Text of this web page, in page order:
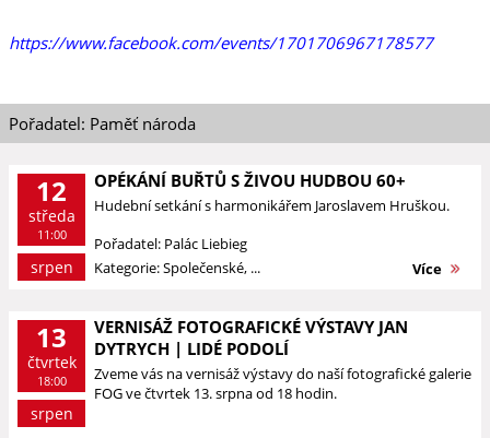
https://www.facebook.com/events/1701706967178577
Pořadatel: Paměť národa
12
středa
11:00
srpen
OPÉKÁNÍ BUŘTŮ S ŽIVOU HUDBOU 60+
Hudební setkání s harmonikářem Jaroslavem Hruškou.
Pořadatel: Palác Liebieg
Kategorie: Společenské, ...
Více
13
čtvrtek
18:00
srpen
VERNISÁŽ FOTOGRAFICKÉ VÝSTAVY JAN
DYTRYCH | LIDÉ PODOLÍ
Zveme vás na vernisáž výstavy do naší fotografické galerie
FOG ve čtvrtek 13. srpna od 18 hodin.